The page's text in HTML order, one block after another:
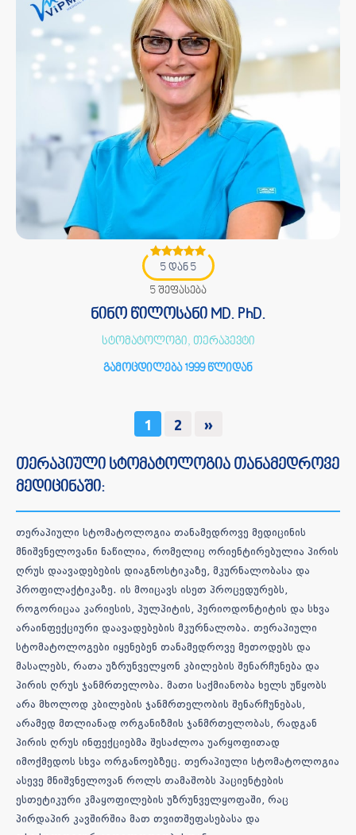
5 დან 5
5 შეფასება
ნინო წილოსანი MD. PhD.
სტომატოლოგი, თერაპევტი
გამოცდილება 1999 წლიდან
1 2 »
თერაპიული სტომატოლოგია თანამედროვე
მედიცინაში:
თერაპიული სტომატოლოგია თანამედროვე მედიცინის
მნიშვნელოვანი ნაწილია, რომელიც ორიენტირებულია პირის
ღრუს დაავადებების დიაგნოსტიკაზე, მკურნალობასა და
პროფილაქტიკაზე. ის მოიცავს ისეთ პროცედურებს,
როგორიცაა კარიესის, პულპიტის, პერიოდონტიტის და სხვა
არაინფექციური დაავადებების მკურნალობა. თერაპიული
სტომატოლოგები იყენებენ თანამედროვე მეთოდებს და
მასალებს, რათა უზრუნველყონ კბილების შენარჩუნება და
პირის ღრუს ჯანმრთელობა. მათი საქმიანობა ხელს უწყობს
არა მხოლოდ კბილების ჯანმრთელობის შენარჩუნებას,
არამედ მთლიანად ორგანიზმის ჯანმრთელობას, რადგან
პირის ღრუს ინფექციებმა შესაძლოა უარყოფითად
იმოქმედოს სხვა ორგანოებზეც. თერაპიული სტომატოლოგია
ასევე მნიშვნელოვან როლს თამაშობს პაციენტების
ესთეტიკური კმაყოფილების უზრუნველყოფაში, რაც
პირდაპირ კავშირშია მათ თვითშეფასებასა და